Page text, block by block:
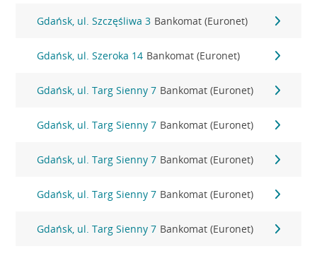
Gdańsk, ul. Szczęśliwa 3 Bankomat (Euronet)
Gdańsk, ul. Szeroka 14 Bankomat (Euronet)
Gdańsk, ul. Targ Sienny 7 Bankomat (Euronet)
Gdańsk, ul. Targ Sienny 7 Bankomat (Euronet)
Gdańsk, ul. Targ Sienny 7 Bankomat (Euronet)
Gdańsk, ul. Targ Sienny 7 Bankomat (Euronet)
Gdańsk, ul. Targ Sienny 7 Bankomat (Euronet)